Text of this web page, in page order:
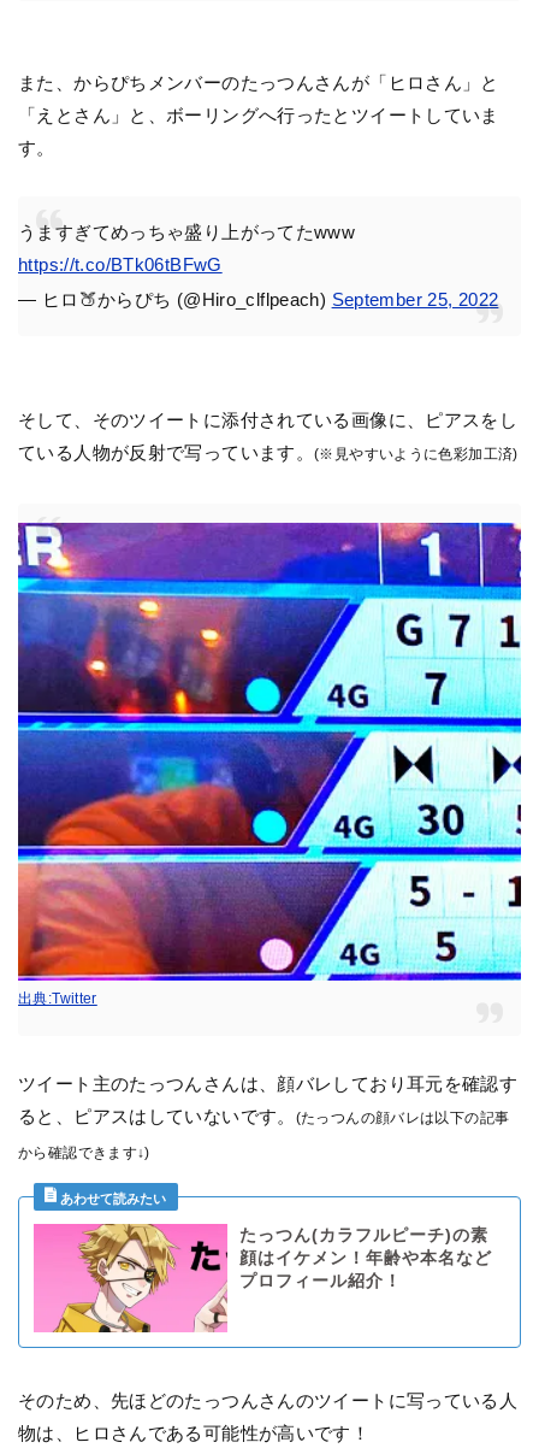
また、からぴちメンバーのたっつんさんが「ヒロさん」と
「えとさん」と、ボーリングへ行ったとツイートしていま
す。
うますぎてめっちゃ盛り上がってたwww
https://t.co/BTk06tBFwG
— ヒロ🍑からぴち (@Hiro_clflpeach) September 25, 2022
そして、そのツイートに添付されている画像に、ピアスをし
ている人物が反射で写っています。(※見やすいように色彩加工済)
出典:Twitter
ツイート主のたっつんさんは、顔バレしており耳元を確認す
ると、ピアスはしていないです。
(たっつんの顔バレは以下の記事
から確認できます↓)
たっつん(カラフルピーチ)の素
顔はイケメン！年齢や本名など
プロフィール紹介！
そのため、先ほどのたっつんさんのツイートに写っている人
物は、ヒロさんである可能性が高いです！